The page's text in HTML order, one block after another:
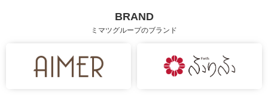
BRAND
ミマツグループのブランド